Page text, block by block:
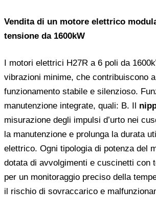
Vendita di un motore elettrico
tensione da 1600kW
I motori elettrici H27R a 6 poli da
vibrazioni minime, che contribuiscono
funzionamento stabile e silenzioso.
manutenzione integrate, quali: B. Il
misurazione degli impulsi d’urto nei
la manutenzione e prolunga la durata
elettrico. Ogni tipologia di potenza del
dotata di avvolgimenti e cuscinetti con
per un monitoraggio preciso della
il rischio di sovraccarico e